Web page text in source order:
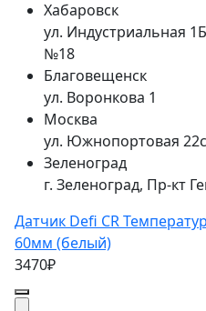
Хабаровск
ул. Индустриальная
№18
Благовещенск
ул. Воронкова 1
Москва
ул. Южнопортовая
Зеленоград
г. Зеленоград, Пр-кт
Датчик Defi CR
60мм (белый)
3470₽